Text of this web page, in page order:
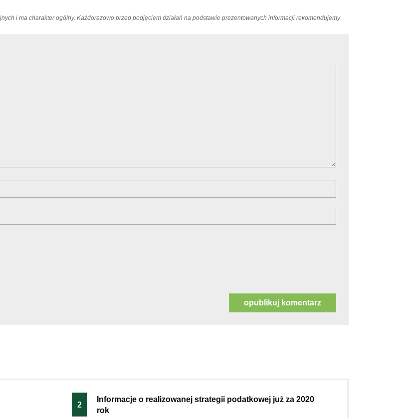
i ma charakter ogólny. Każdorazowo przed podjęciem działań na podstawie prezentowanych informacji rekomendujemy
2
Informacje o realizowanej strategii podatkowej już za 2020
rok